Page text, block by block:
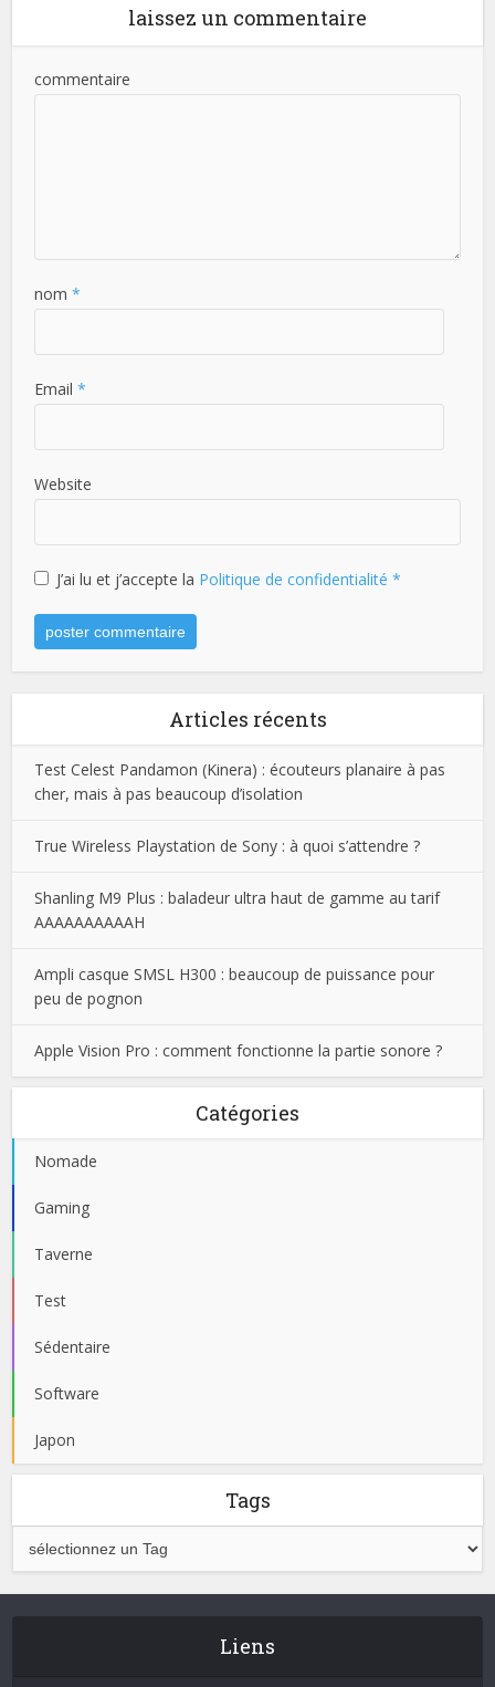
laissez un commentaire
commentaire
nom *
Email *
Website
J’ai lu et j’accepte la Politique de confidentialité*
Articles récents
Test Celest Pandamon (Kinera) : écouteurs planaire à pas
cher, mais à pas beaucoup d’isolation
True Wireless Playstation de Sony : à quoi s’attendre ?
Shanling M9 Plus : baladeur ultra haut de gamme au tarif
AAAAAAAAAAH
Ampli casque SMSL H300 : beaucoup de puissance pour
peu de pognon
Apple Vision Pro : comment fonctionne la partie sonore ?
Catégories
Nomade
Gaming
Taverne
Test
Sédentaire
Software
Japon
Tags
Liens